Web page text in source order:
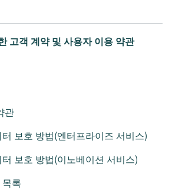
고객 계약 및 사용자 이용 약관
관
보호 방법(엔터프라이즈 서비스)
보호 방법(이노베이션 서비스)
록